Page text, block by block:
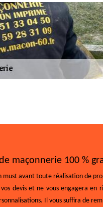
maçonnerie 100 %
must avant toute réalisation de
devis et ne vous engagera
Il vous suffira de